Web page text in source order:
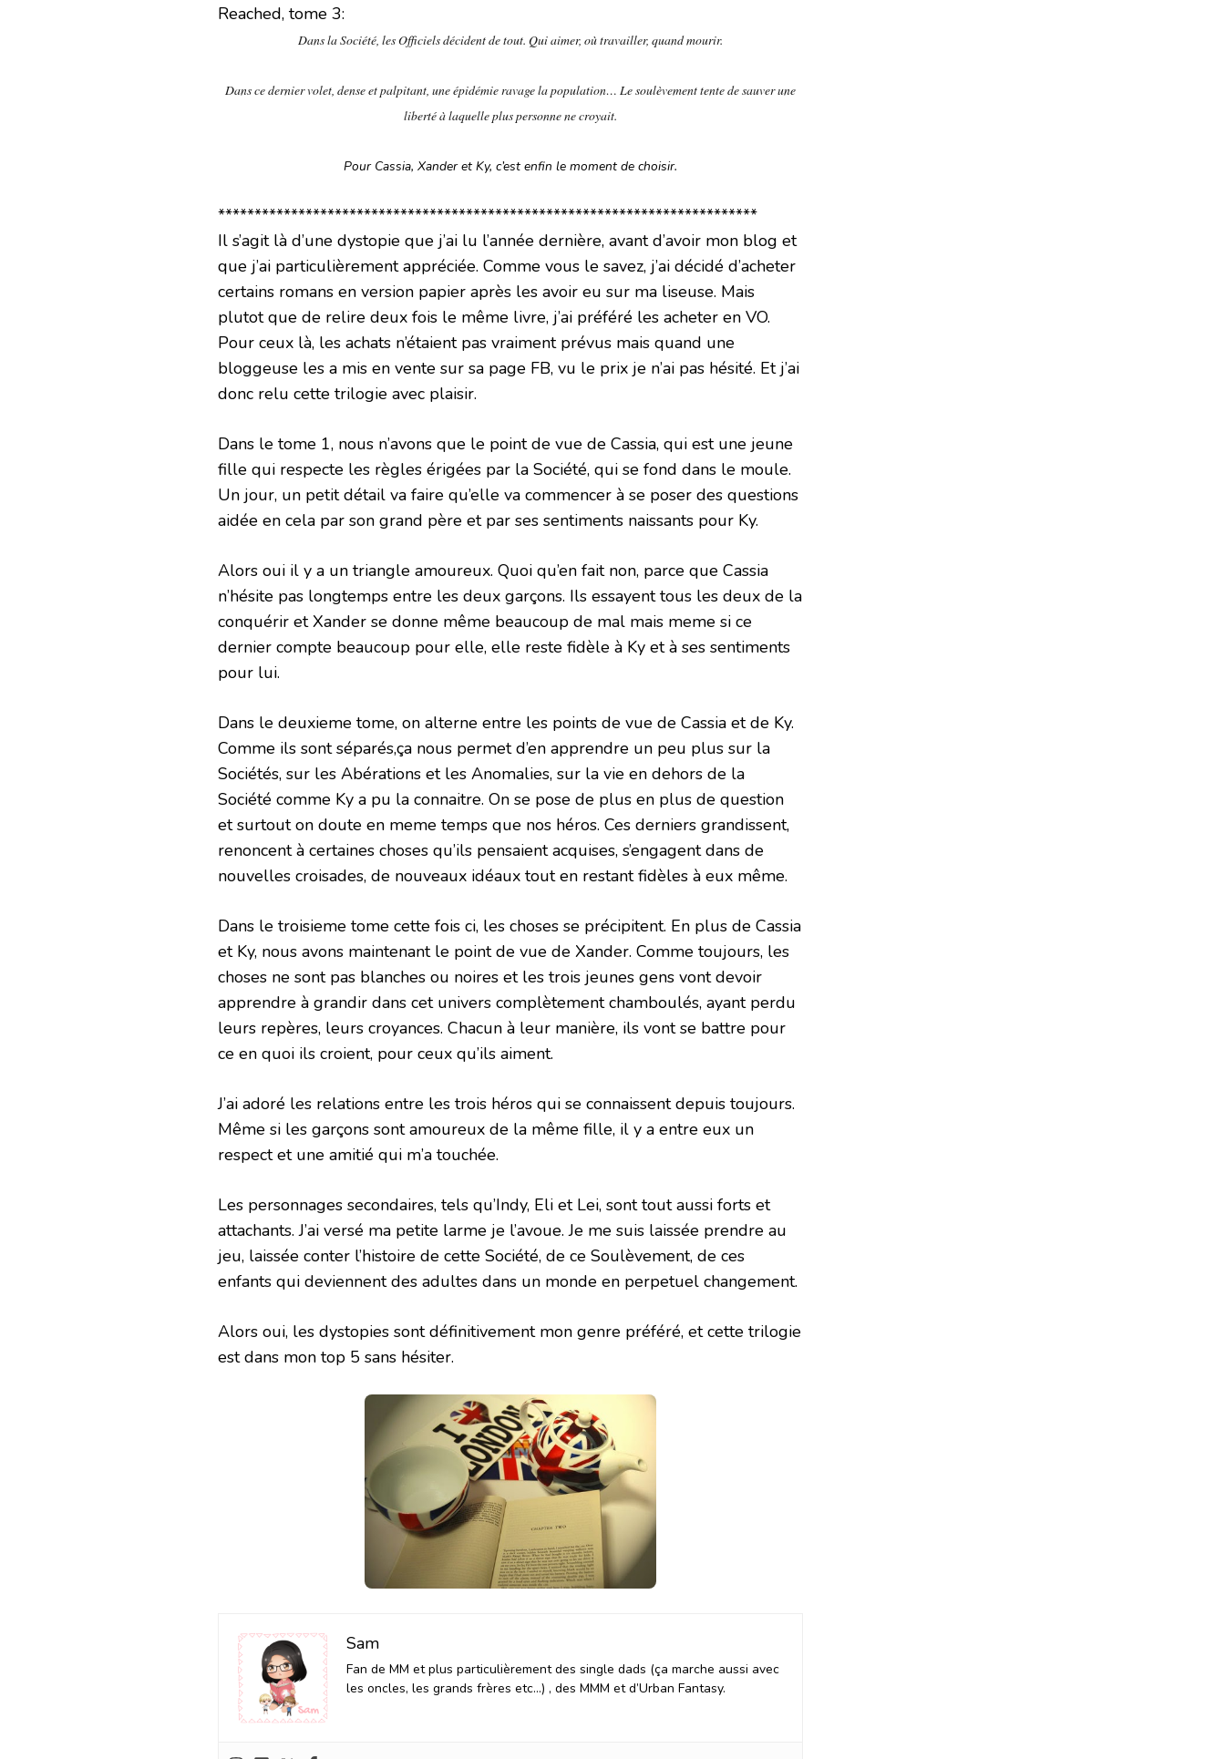
Reached, tome 3:
Dans la Société, les Officiels décident de tout. Qui aimer, où travailler, quand mourir.
Dans ce dernier volet, dense et palpitant, une épidémie ravage la population… Le soulèvement tente de sauver une
liberté à laquelle plus personne ne croyait.
Pour Cassia, Xander et Ky, c’est enfin le moment de choisir.
**************************************************************************
Il s’agit là d’une dystopie que j’ai lu l’année dernière, avant d’avoir mon blog et
que j’ai particulièrement appréciée. Comme vous le savez, j’ai décidé d’acheter
certains romans en version papier après les avoir eu sur ma liseuse. Mais
plutot que de relire deux fois le même livre, j’ai préféré les acheter en VO.
Pour ceux là, les achats n’étaient pas vraiment prévus mais quand une
bloggeuse les a mis en vente sur sa page FB, vu le prix je n’ai pas hésité. Et j’ai
donc relu cette trilogie avec plaisir.
Dans le tome 1, nous n’avons que le point de vue de Cassia, qui est une jeune
fille qui respecte les règles érigées par la Société, qui se fond dans le moule.
Un jour, un petit détail va faire qu’elle va commencer à se poser des questions
aidée en cela par son grand père et par ses sentiments naissants pour Ky.
Alors oui il y a un triangle amoureux. Quoi qu’en fait non, parce que Cassia
n’hésite pas longtemps entre les deux garçons. Ils essayent tous les deux de la
conquérir et Xander se donne même beaucoup de mal mais meme si ce
dernier compte beaucoup pour elle, elle reste fidèle à Ky et à ses sentiments
pour lui.
Dans le deuxieme tome, on alterne entre les points de vue de Cassia et de Ky.
Comme ils sont séparés,ça nous permet d’en apprendre un peu plus sur la
Sociétés, sur les Abérations et les Anomalies, sur la vie en dehors de la
Société comme Ky a pu la connaitre. On se pose de plus en plus de question
et surtout on doute en meme temps que nos héros. Ces derniers grandissent,
renoncent à certaines choses qu’ils pensaient acquises, s’engagent dans de
nouvelles croisades, de nouveaux idéaux tout en restant fidèles à eux même.
Dans le troisieme tome cette fois ci, les choses se précipitent. En plus de Cassia
et Ky, nous avons maintenant le point de vue de Xander. Comme toujours, les
choses ne sont pas blanches ou noires et les trois jeunes gens vont devoir
apprendre à grandir dans cet univers complètement chamboulés, ayant perdu
leurs repères, leurs croyances. Chacun à leur manière, ils vont se battre pour
ce en quoi ils croient, pour ceux qu’ils aiment.
J’ai adoré les relations entre les trois héros qui se connaissent depuis toujours.
Même si les garçons sont amoureux de la même fille, il y a entre eux un
respect et une amitié qui m’a touchée.
Les personnages secondaires, tels qu’Indy, Eli et Lei, sont tout aussi forts et
attachants. J’ai versé ma petite larme je l’avoue. Je me suis laissée prendre au
jeu, laissée conter l’histoire de cette Société, de ce Soulèvement, de ces
enfants qui deviennent des adultes dans un monde en perpetuel changement.
Alors oui, les dystopies sont définitivement mon genre préféré, et cette trilogie
est dans mon top 5 sans hésiter.
Sam
Fan de MM et plus particulièrement des single dads (ça marche aussi avec
les oncles, les grands frères etc…) , des MMM et d’Urban Fantasy.